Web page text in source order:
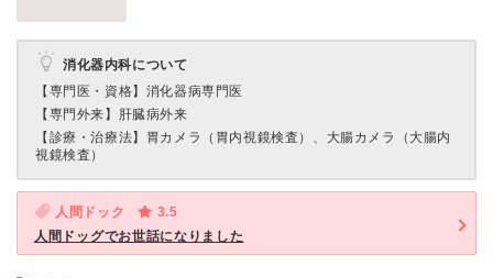
消化器内科について
【専門医・資格】 消化器病専門医
【専門外来】 肝臓病外来
【診療・治療法】 胃カメラ（胃内視鏡検査）、大腸カメラ（大腸内
視鏡検査）
人間ドック
3.5
人間ドッグでお世話になりました